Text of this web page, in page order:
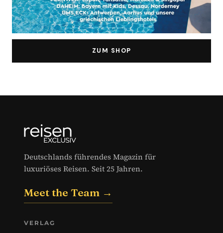
ZUM SHOP
Deutschlands führendes Magazin für
luxuriöses Reisen. Seit 25 Jahren.
Meet the Team →
VERLAG